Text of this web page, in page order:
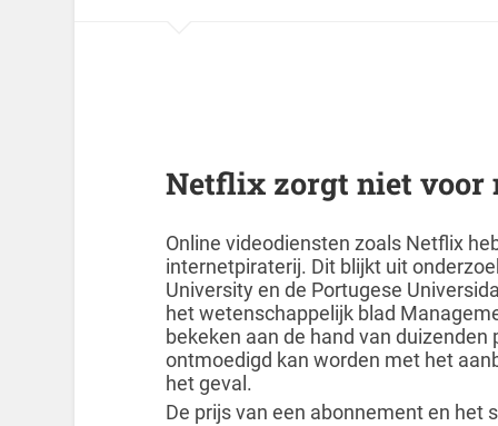
Netflix zorgt niet voor
Online videodiensten zoals Netflix
internetpiraterij. Dit blijkt uit
University en de Portugese
het wetenschappelijk blad
bekeken aan de hand van
ontmoedigd kan worden met het
het geval.
De prijs van een abonnement en het